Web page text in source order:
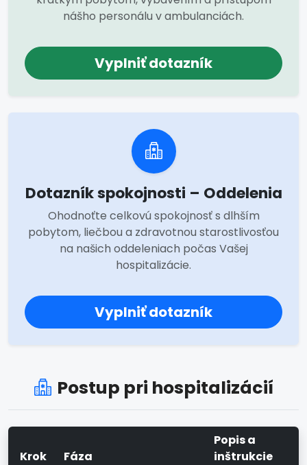
nášho personálu v ambulanciách.
Vyplniť dotazník
Dotazník spokojnosti – Oddelenia
Ohodnoťte celkovú spokojnosť s dlhším
pobytom, liečbou a zdravotnou starostlivosťou
na našich oddeleniach počas Vašej
hospitalizácie.
Vyplniť dotazník
Postup pri hospitalizácií
Krok Fáza
Popis a
inštrukcie